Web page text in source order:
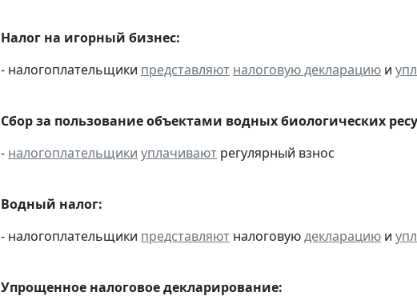
Налог на игорный бизнес:
- налогоплательщики представляют налоговую декларацию и
Сбор за пользование объектами водных биологических
- налогоплательщики уплачивают регулярный взнос
Водный налог:
- налогоплательщики представляют налоговуюдекларацию и
Упрощенное налоговое декларирование: